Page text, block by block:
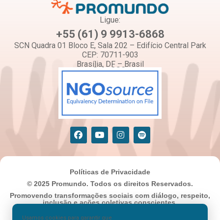
Ligue:
+55 (61) 9 9913-6868
SCN Quadra 01 Bloco E, Sala 202 – Edifício Central Park
CEP: 70711-903
Brasília, DF – Brasil
Selo OSC:
Políticas de Privacidade
© 2025 Promundo. Todos os direitos Reservados.
Promovendo transformações sociais com diálogo, respeito,
inclusão e ações coletivas conscientes.
Usamos cookies para garantir que